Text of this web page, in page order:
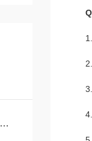
1.
2.叶
3.与
4.电